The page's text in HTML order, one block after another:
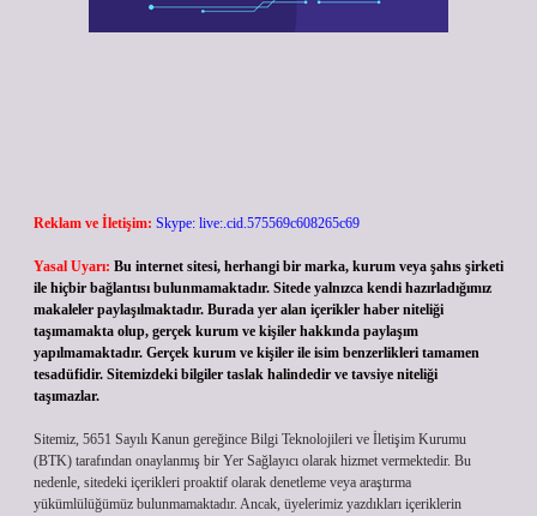
Reklam ve İletişim: Skype: live:.cid.575569c608265c69
Yasal Uyarı: Bu internet sitesi, herhangi bir marka, kurum veya şahıs şirketi
ile hiçbir bağlantısı bulunmamaktadır. Sitede yalnızca kendi hazırladığımız
makaleler paylaşılmaktadır. Burada yer alan içerikler haber niteliği
taşımamakta olup, gerçek kurum ve kişiler hakkında paylaşım
yapılmamaktadır. Gerçek kurum ve kişiler ile isim benzerlikleri tamamen
tesadüfidir. Sitemizdeki bilgiler taslak halindedir ve tavsiye niteliği
taşımazlar.
Sitemiz, 5651 Sayılı Kanun gereğince Bilgi Teknolojileri ve İletişim Kurumu
(BTK) tarafından onaylanmış bir Yer Sağlayıcı olarak hizmet vermektedir. Bu
nedenle, sitedeki içerikleri proaktif olarak denetleme veya araştırma
yükümlülüğümüz bulunmamaktadır. Ancak, üyelerimiz yazdıkları içeriklerin